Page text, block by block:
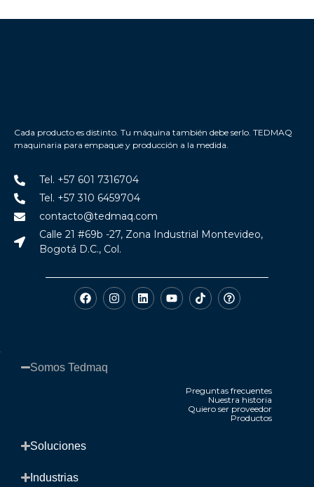
Cada producto es distinto. Tu máquina también debe serlo. TEDMAQ
maquinaria para empaque y producción a la medida.
Tel. +57 601 7316704
Tel. +57 310 6459704
contacto@tedmaq.com
Calle 21 #69b -27, Zona Industrial Montevideo,
Bogotá D.C., Col.
Somos Tedmaq​
Preguntas frecuentes
Nuestra historia
Quiero ser proveedor
Productos
Soluciones​
Industrias​